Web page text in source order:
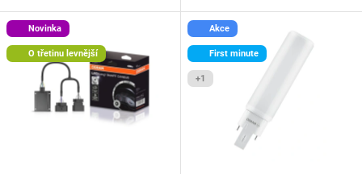
Novinka
O třetinu levnější
Akce
First minute
+1